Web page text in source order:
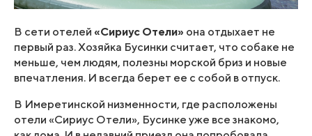
В сети отелей «Сириус Отели» она отдыхает не
первый раз. Хозяйка Бусинки считает, что собаке не
меньше, чем людям, полезны морской бриз и новые
впечатления. И всегда берет ее с собой в отпуск.
В Имеретинской низменности, где расположены
отели «Сириус Отели», Бусинке уже все знакомо,